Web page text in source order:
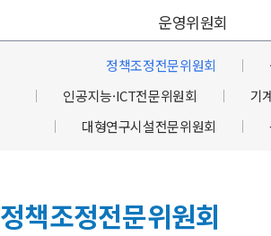
운영위원회
정책조정전문위원회
인공지능·ICT전문위원회
기
대형연구시설전문위원회
산
하
정책조정전문위원회